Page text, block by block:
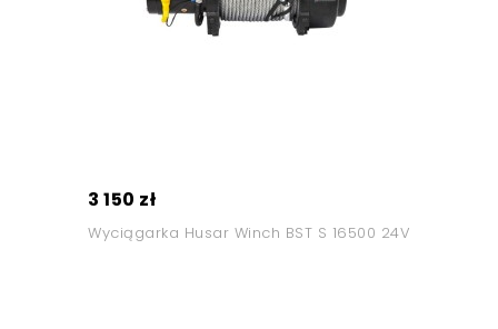
3 150 zł
Wyciągarka Husar Winch BST S 16500 24V